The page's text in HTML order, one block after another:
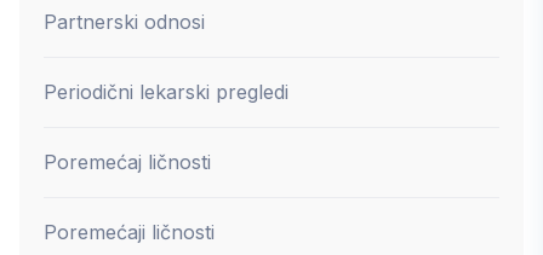
Partnerski odnosi
Periodični lekarski pregledi
Poremećaj ličnosti
Poremećaji ličnosti